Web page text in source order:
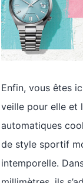
Enfin, vous êtes
veille pour elle et
automatiques
de style sportif
intemporelle.